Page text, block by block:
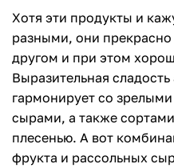
Хотя эти продукты и
разными, они прекрасно
другом и при этом
Выразительная сладость
гармонирует со
сырами, а также
плесенью. А вот
фрукта и рассольных